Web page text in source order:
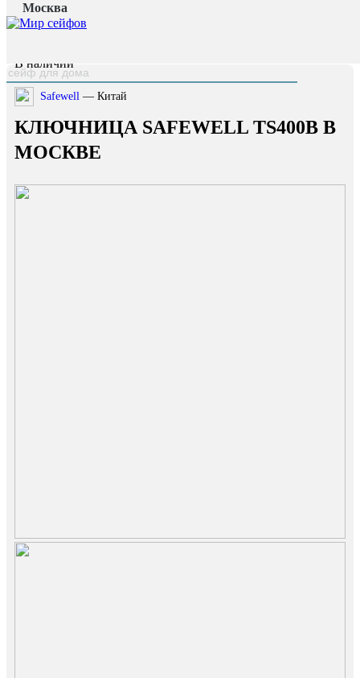
Москва
Главная страница
Каталог /
В наличии
Safewell — Китай
КЛЮЧНИЦА SAFEWELL TS400В В
МОСКВЕ